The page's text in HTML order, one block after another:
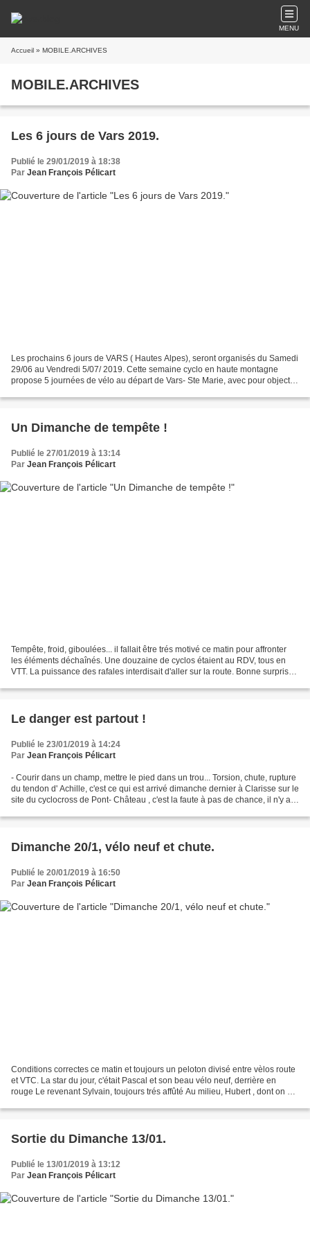
MENU
Accueil » MOBILE.ARCHIVES
MOBILE.ARCHIVES
Les 6 jours de Vars 2019.
Publié le 29/01/2019 à 18:38
Par Jean François Pélicart
Les prochains 6 jours de VARS ( Hautes Alpes), seront organisés du Samedi
29/06 au Vendredi 5/07/ 2019. Cette semaine cyclo en haute montagne
propose 5 journées de vélo au départ de Vars- Ste Marie, avec pour objectif
Un Dimanche de tempête !
Publié le 27/01/2019 à 13:14
Par Jean François Pélicart
Tempête, froid, giboulées... il fallait être trés motivé ce matin pour affronter
les éléments déchaînés. Une douzaine de cyclos étaient au RDV, tous en
VTT. La puissance des rafales interdisait d'aller sur la route. Bonne surprise
Le danger est partout !
Publié le 23/01/2019 à 14:24
Par Jean François Pélicart
- Courir dans un champ, mettre le pied dans un trou... Torsion, chute, rupture
du tendon d' Achille, c'est ce qui est arrivé dimanche dernier à Clarisse sur le
site du cyclocross de Pont- Château , c'est la faute à pas de chance, il n'y a
Dimanche 20/1, vélo neuf et chute.
Publié le 20/01/2019 à 16:50
Par Jean François Pélicart
Conditions correctes ce matin et toujours un peloton divisé entre vèlos route
et VTC. La star du jour, c'était Pascal et son beau vélo neuf, derrière en
rouge Le revenant Sylvain, toujours trés affûté Au milieu, Hubert , dont on va
Sortie du Dimanche 13/01.
Publié le 13/01/2019 à 13:12
Par Jean François Pélicart